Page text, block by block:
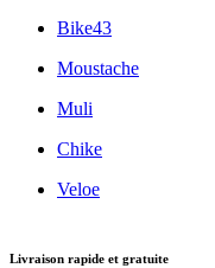
Bike43
Moustache
Muli
Chike
Veloe
Livraison rapide et gratuite